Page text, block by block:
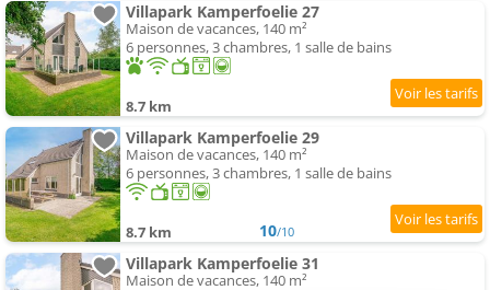
Villapark Kamperfoelie 27
Maison de vacances, 140 m²
6 personnes, 3 chambres, 1 salle de bains
8.7 km
Villapark Kamperfoelie 29
Maison de vacances, 140 m²
6 personnes, 3 chambres, 1 salle de bains
8.7 km 10/10
Villapark Kamperfoelie 31
Maison de vacances, 140 m²